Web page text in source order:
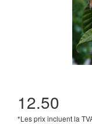
12.50
*Les prix incluent la